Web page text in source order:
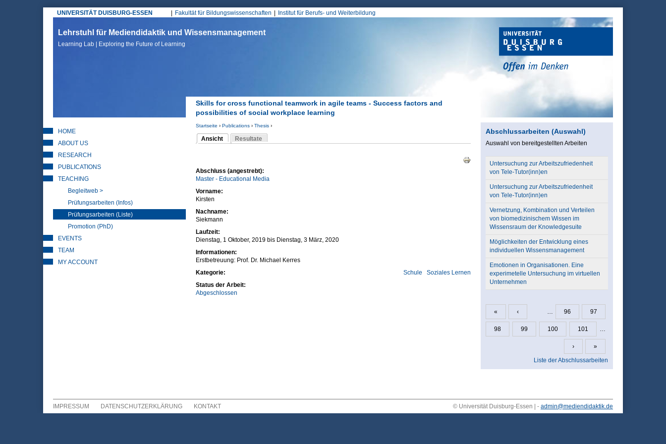
UNIVERSITÄT DUISBURG-ESSEN
Hauptmenü
Fakultät für Bildungswissenschaften Institut für Berufs- und Weiterbildung
Lehrstuhl für Mediendidaktik und Wissensmanagement
Learning Lab | Exploring the Future of Learning
Skills for cross functional teamwork in agile teams - Success factors and
possibilities of social workplace learning
Sie sind hier
Startseite › Publications› Thesis›
Ansicht
(aktiver Reiter)
Resultate
Abschluss (angestrebt):
Master - Educational Media
Vorname:
Kirsten
Nachname:
Siekmann
Laufzeit:
Dienstag, 1 Oktober, 2019bis Dienstag, 3 März, 2020
Informationen:
Erstbetreuung: Prof. Dr. Michael Kerres
Kategorie:
Soziales Lernen
Schule
Status der Arbeit:
Abgeschlossen
HOME
ABOUT US
RESEARCH
PUBLICATIONS
TEACHING
Begleitweb >
Prüfungsarbeiten (Infos)
Prüfungsarbeiten (Liste)
Promotion (PhD)
EVENTS
TEAM
MY ACCOUNT
Abschlussarbeiten (Auswahl)
Auswahl von bereitgestellten Arbeiten
Untersuchung zur Arbeitszufriedenheit
von Tele-Tutor(inn)en
Untersuchung zur Arbeitszufriedenheit
von Tele-Tutor(inn)en
Vernetzung, Kombination und Verteilen
von biomedizinischem Wissen im
Wissensraum der Knowledgesuite
Möglichkeiten der Entwicklung eines
individuellen Wissensmanagement
Emotionen in Organisationen. Eine
experimetelle Untersuchung im virtuellen
Unternehmen
Seiten
« ‹ … 96 97
98 99 100 101 …
›
»
Liste der Abschlussarbeiten
IMPRESSUM DATENSCHUTZERKLÄRUNG KONTAKT © Universität Duisburg-Essen | - admin@mediendidaktik.de